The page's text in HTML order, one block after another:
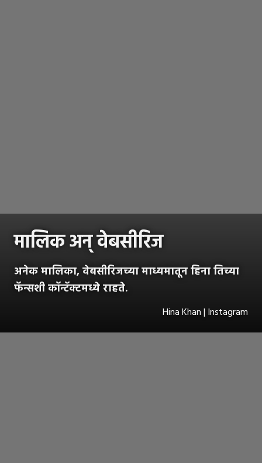
मालिक अन् वेबसीरिज
अनेक मालिका, वेबसीरिजच्या माध्यमातून हिना तिच्या
फॅन्सशी कॉन्टॅक्टमध्ये राहते.
Hina Khan | Instagram